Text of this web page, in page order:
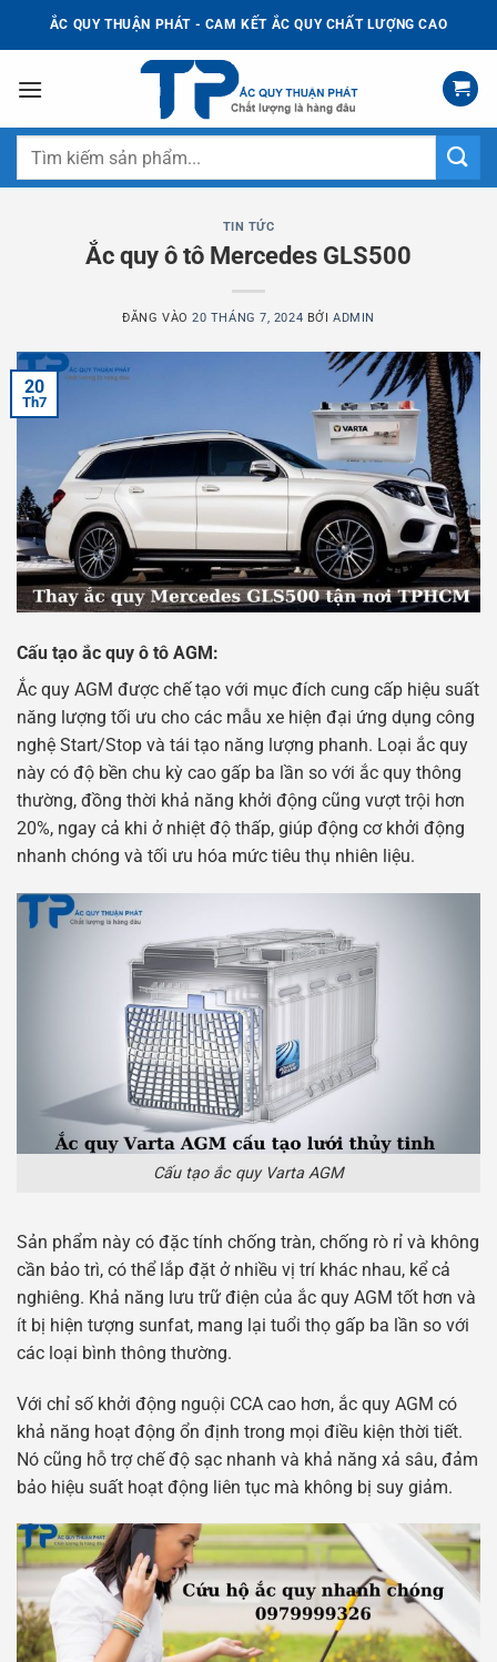
dung
ẮC QUY THUẬN PHÁT - CAM KẾT ẮC QUY CHẤT LƯỢNG CAO
Tìm
TIN TỨC
Ắc quy ô tô Mercedes GLS500
ĐĂNG VÀO20 THÁNG 7, 2024 BỞI ADMIN
20
Th7
Cấu tạo ắc quy ô tô AGM:
Ắc quy AGM được chế tạo với mục đích cung cấp hiệu suất
năng lượng tối ưu cho các mẫu xe hiện đại ứng dụng công
nghệ Start/Stop và tái tạo năng lượng phanh. Loại ắc quy
này có độ bền chu kỳ cao gấp ba lần so với ắc quy thông
thường, đồng thời khả năng khởi động cũng vượt trội hơn
20%, ngay cả khi ở nhiệt độ thấp, giúp động cơ khởi động
nhanh chóng và tối ưu hóa mức tiêu thụ nhiên liệu.
Cấu tạo ắc quy Varta AGM
Sản phẩm này có đặc tính chống tràn, chống rò rỉ và không
cần bảo trì, có thể lắp đặt ở nhiều vị trí khác nhau, kể cả
nghiêng. Khả năng lưu trữ điện của ắc quy AGM tốt hơn và
ít bị hiện tượng sunfat, mang lại tuổi thọ gấp ba lần so với
các loại bình thông thường.
Với chỉ số khởi động nguội CCA cao hơn, ắc quy AGM có
khả năng hoạt động ổn định trong mọi điều kiện thời tiết.
Nó cũng hỗ trợ chế độ sạc nhanh và khả năng xả sâu, đảm
bảo hiệu suất hoạt động liên tục mà không bị suy giảm.